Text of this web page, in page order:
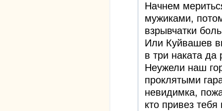
Начнем
мужиками,
взрывчатки
Или Куйвашев
в три наката да
Неужели наш
проклятыми
невидимка,
кто привез